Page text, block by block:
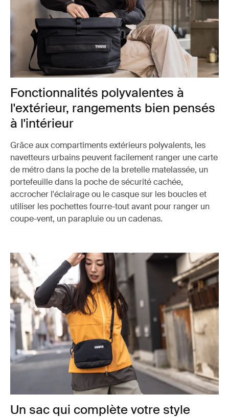
Fonctionnalités polyvalentes à
l'extérieur, rangements bien pensés
à l'intérieur
Grâce aux compartiments extérieurs polyvalents, les
navetteurs urbains peuvent facilement ranger une carte
de métro dans la poche de la bretelle matelassée, un
portefeuille dans la poche de sécurité cachée,
accrocher l'éclairage ou le casque sur les boucles et
utiliser les pochettes fourre-tout avant pour ranger un
coupe-vent, un parapluie ou un cadenas.
Un sac qui complète votre style